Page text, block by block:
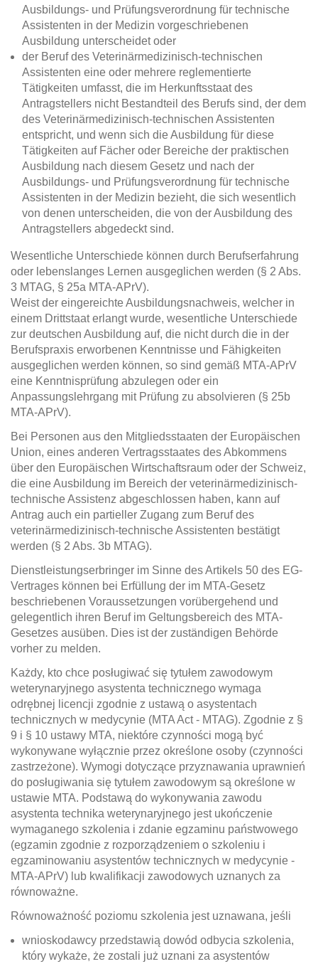
Ausbildungs- und Prüfungsverordnung für technische
Assistenten in der Medizin vorgeschriebenen
Ausbildung unterscheidet oder
der Beruf des Veterinärmedizinisch-technischen
Assistenten eine oder mehrere reglementierte
Tätigkeiten umfasst, die im Herkunftsstaat des
Antragstellers nicht Bestandteil des Berufs sind, der dem
des Veterinärmedizinisch-technischen Assistenten
entspricht, und wenn sich die Ausbildung für diese
Tätigkeiten auf Fächer oder Bereiche der praktischen
Ausbildung nach diesem Gesetz und nach der
Ausbildungs- und Prüfungsverordnung für technische
Assistenten in der Medizin bezieht, die sich wesentlich
von denen unterscheiden, die von der Ausbildung des
Antragstellers abgedeckt sind.
Wesentliche Unterschiede können durch Berufserfahrung
oder lebenslanges Lernen ausgeglichen werden (§ 2 Abs.
3 MTAG, § 25a MTA-APrV).
Weist der eingereichte Ausbildungsnachweis, welcher in
einem Drittstaat erlangt wurde, wesentliche Unterschiede
zur deutschen Ausbildung auf, die nicht durch die in der
Berufspraxis erworbenen Kenntnisse und Fähigkeiten
ausgeglichen werden können, so sind gemäß MTA-APrV
eine Kenntnisprüfung abzulegen oder ein
Anpassungslehrgang mit Prüfung zu absolvieren (§ 25b
MTA-APrV).
Bei Personen aus den Mitgliedsstaaten der Europäischen
Union, eines anderen Vertragsstaates des Abkommens
über den Europäischen Wirtschaftsraum oder der Schweiz,
die eine Ausbildung im Bereich der veterinärmedizinisch-
technische Assistenz abgeschlossen haben, kann auf
Antrag auch ein partieller Zugang zum Beruf des
veterinärmedizinisch-technische Assistenten bestätigt
werden (§ 2 Abs. 3b MTAG).
Dienstleistungserbringer im Sinne des Artikels 50 des EG-
Vertrages können bei Erfüllung der im MTA-Gesetz
beschriebenen Voraussetzungen vorübergehend und
gelegentlich ihren Beruf im Geltungsbereich des MTA-
Gesetzes ausüben. Dies ist der zuständigen Behörde
vorher zu melden.
Każdy, kto chce posługiwać się tytułem zawodowym
weterynaryjnego asystenta technicznego wymaga
odrębnej licencji zgodnie z ustawą o asystentach
technicznych w medycynie (MTA Act - MTAG). Zgodnie z §
9 i § 10 ustawy MTA, niektóre czynności mogą być
wykonywane wyłącznie przez określone osoby (czynności
zastrzeżone). Wymogi dotyczące przyznawania uprawnień
do posługiwania się tytułem zawodowym są określone w
ustawie MTA. Podstawą do wykonywania zawodu
asystenta technika weterynaryjnego jest ukończenie
wymaganego szkolenia i zdanie egzaminu państwowego
(egzamin zgodnie z rozporządzeniem o szkoleniu i
egzaminowaniu asystentów technicznych w medycynie -
MTA-APrV) lub kwalifikacji zawodowych uznanych za
równoważne.
Równoważność poziomu szkolenia jest uznawana, jeśli
wnioskodawcy przedstawią dowód odbycia szkolenia,
który wykaże, że zostali już uznani za asystentów